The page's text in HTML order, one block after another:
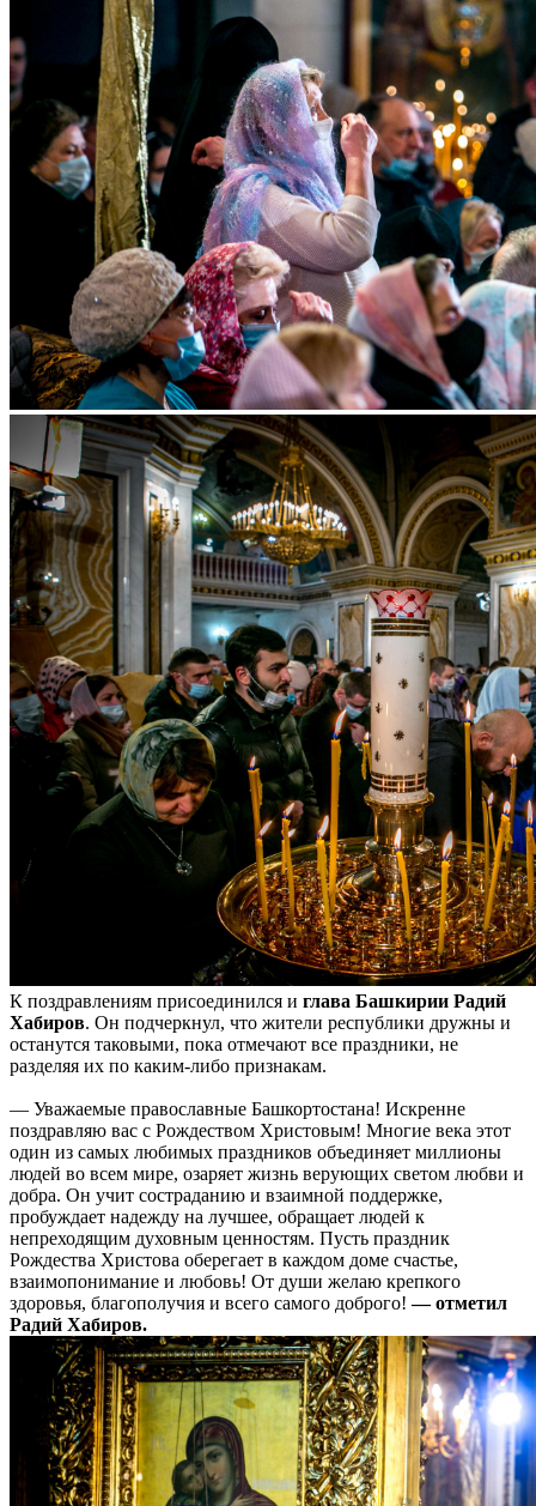
К поздравлениям присоединился и глава Башкирии Радий
Хабиров. Он подчеркнул, что жители республики дружны и
останутся таковыми, пока отмечают все праздники, не
разделяя их по каким-либо признакам.
— Уважаемые православные Башкортостана! Искренне
поздравляю вас с Рождеством Христовым! Многие века этот
один из самых любимых праздников объединяет миллионы
людей во всем мире, озаряет жизнь верующих светом любви и
добра. Он учит состраданию и взаимной поддержке,
пробуждает надежду на лучшее, обращает людей к
непреходящим духовным ценностям. Пусть праздник
Рождества Христова оберегает в каждом доме счастье,
взаимопонимание и любовь! От души желаю крепкого
здоровья, благополучия и всего самого доброго!— отметил
Радий Хабиров.